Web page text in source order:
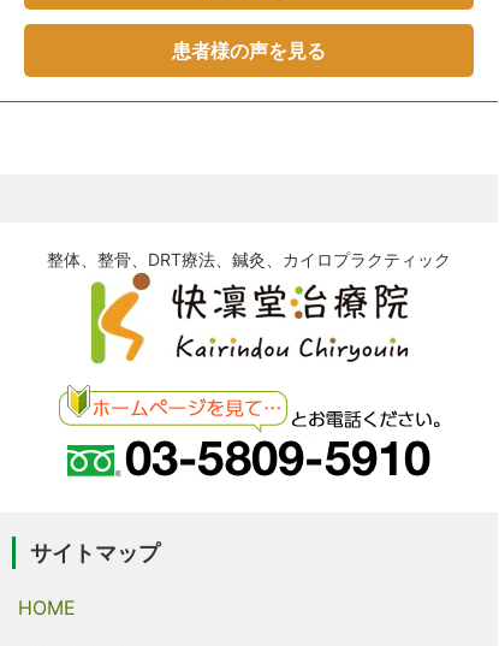
患者様の声を見る
整体、整骨、DRT療法、鍼灸、カイロプラクティック
サイトマップ
HOME